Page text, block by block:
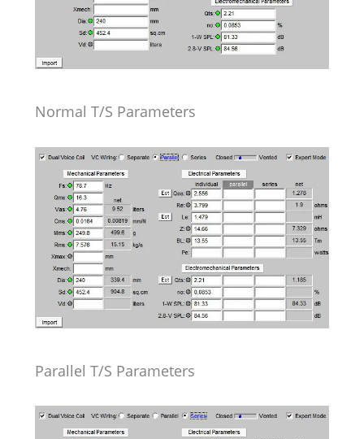
Normal T/S Parameters
Parallel T/S Parameters